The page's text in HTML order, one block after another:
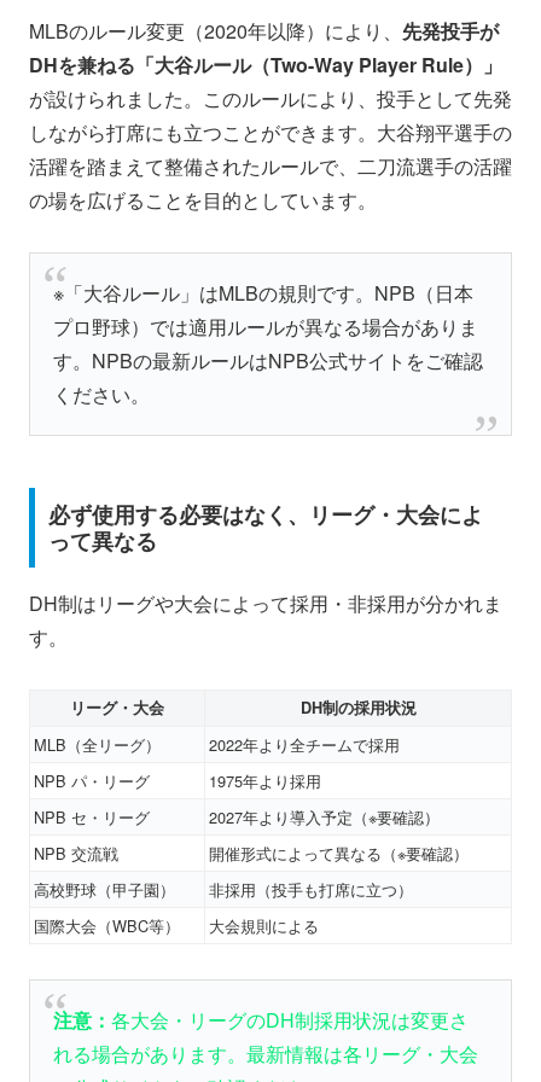
MLBのルール変更（2020年以降）により、 先発投手が
DHを兼ねる「大谷ルール（Two-Way Player Rule）」
が設けられました。このルールにより、投手として先発
しながら打席にも立つことができます。大谷翔平選手の
活躍を踏まえて整備されたルールで、二刀流選手の活躍
の場を広げることを目的としています。
※「大谷ルール」はMLBの規則です。NPB（日本
プロ野球）では適用ルールが異なる場合がありま
す。NPBの最新ルールはNPB公式サイトをご確認
ください。
必ず使用する必要はなく、リーグ・大会によ
って異なる
DH制はリーグや大会によって採用・非採用が分かれま
す。
リーグ・大会 DH制の採用状況
MLB（全リーグ）
2022年より全チームで採用
NPB パ・リーグ
1975年より採用
NPB セ・リーグ
2027年より導入予定（※要確認）
NPB 交流戦
開催形式によって異なる（※要確認）
高校野球（甲子園）
非採用（投手も打席に立つ）
国際大会（WBC等）
大会規則による
注意：各大会・リーグのDH制採用状況は変更さ
れる場合があります。最新情報は各リーグ・大会